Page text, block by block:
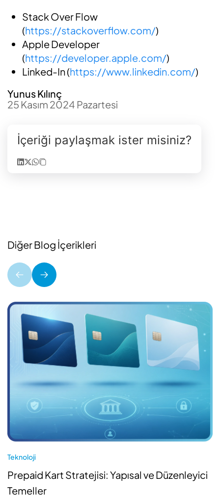
Stack Over Flow
(https://stackoverflow.com/)
Apple Developer
(https://developer.apple.com/)
Linked-In (https://www.linkedin.com/)
Yunus Kılınç
25 Kasım 2024 Pazartesi
İçeriği paylaşmak ister misiniz?
Diğer Blog İçerikleri
Teknoloji
Prepaid Kart Stratejisi: Yapısal ve Düzenleyici
Temeller